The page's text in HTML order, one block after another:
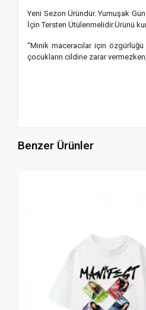
Yeni Sezon Üründür. Yumuşak
İçin Tersten Ütülenmelidir.Ürünü
“Minik maceracılar için
çocukların cildine zarar
Benzer Ürünler